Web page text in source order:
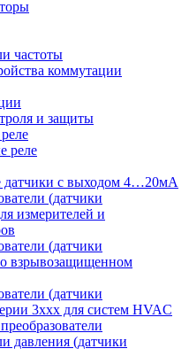
частоты
коммутации
и защиты
реле
датчики с выходом 4…20мА
(датчики
измерителей и
(датчики
взрывозащищенном
(датчики
3ххх для систем HVAC
давления (датчики